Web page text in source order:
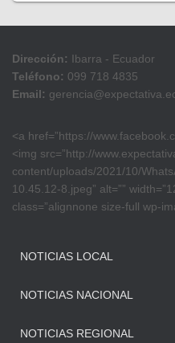
Dirección: Ibarra - Ecuador
Teléfono: 099 718 4835
Email:
<a href=”https://
<img src=”http://
content/uploads/2021/10/
10.45.12-8.jpeg” alt=””
class=”alignnone size-full wp-
NOTICIAS LOCAL
NOTICIAS NACIONAL
NOTICIAS REGIONAL